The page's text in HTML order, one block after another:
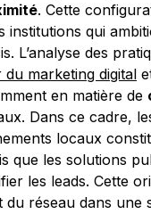
. Cette
institutions qui
L’analyse des
du marketing digital
en matière de
Dans ce cadre,
locaux
que les solutions
les leads. Cette
du réseau dans une